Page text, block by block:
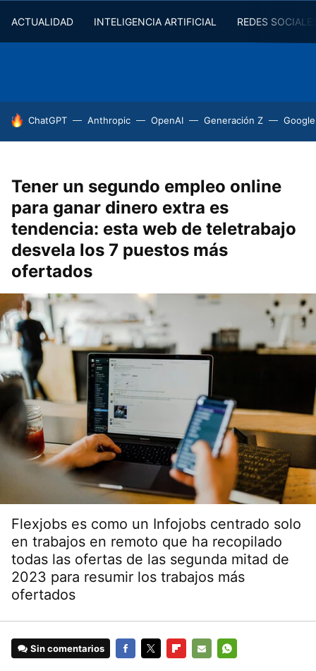
ACTUALIDAD INTELIGENCIA ARTIFICIAL REDES
HOY SE HABLA DE
ChatGPT Anthropic OpenAI Generación Z
Tener un segundo empleo online
para ganar dinero extra es
tendencia: esta web de teletrabajo
desvela los 7 puestos más
ofertados
Flexjobs es como un Infojobs centrado solo
en trabajos en remoto que ha recopilado
todas las ofertas de las segunda mitad de
2023 para resumir los trabajos más
ofertados
Sin comentarios